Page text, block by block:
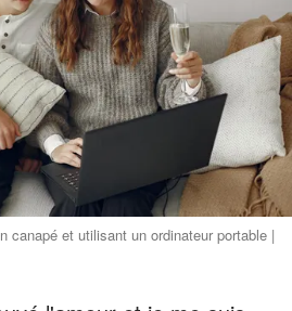
canapé et utilisant un ordinateur portable |